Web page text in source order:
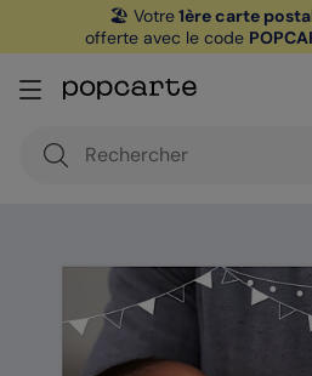
🏖️ Votre1ère carte
offerte avec le code